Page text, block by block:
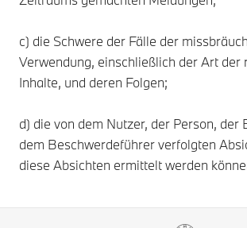
c) die Schwere der Fälle der
Verwendung, einschließlich der Art der
Inhalte, und deren Folgen;
d) die von dem Nutzer, der Person, der
dem Beschwerdeführer verfolgten
diese Absichten ermittelt werden